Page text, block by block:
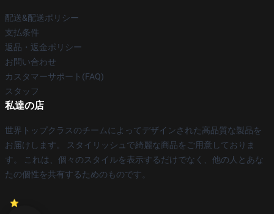
配送&配送ポリシー
支払条件
返品・返金ポリシー
お問い合わせ
カスタマーサポート(FAQ)
スタッフ
私達の店
世界トップクラスのチームによってデザインされた高品質な製品を
お届けします。 スタイリッシュで綺麗な商品をご用意しておりま
す。 これは、個々のスタイルを表示するだけでなく、他の人とあな
たの個性を共有するためのものです。